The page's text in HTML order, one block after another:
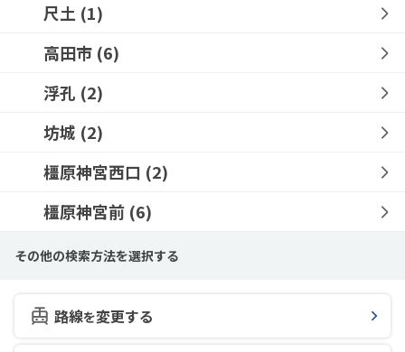
尺土 (1)
高田市 (6)
浮孔 (2)
坊城 (2)
橿原神宮西口 (2)
橿原神宮前 (6)
その他の検索方法を選択する
路線を変更する